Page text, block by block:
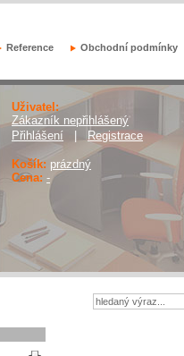
Reference Obchodní podmínky
Uživatel:
Zákazník nepřihlášený
Přihlášení
Registrace
Košík: prázdný
Cena: -